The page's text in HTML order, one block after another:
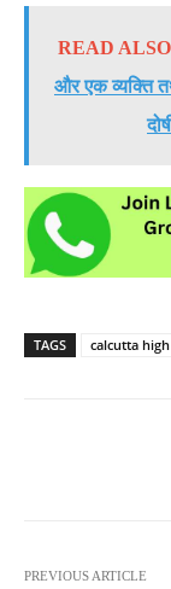
READ ALSO
और एक व्यक्ति
TAGS calcutta
PREVIOUS ARTICLE